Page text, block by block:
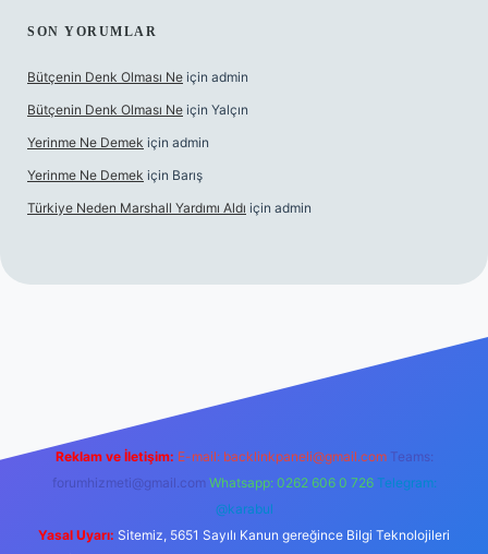
SON YORUMLAR
Bütçenin Denk Olması Ne için admin
Bütçenin Denk Olması Ne için Yalçın
Yerinme Ne Demek için admin
Yerinme Ne Demek için Barış
Türkiye Neden Marshall Yardımı Aldı için admin
hiltonbet yeni giriş
Reklam ve İletişim: E-mail: backlinkpaneli@gmail.com Teams:
forumhizmeti@gmail.com Whatsapp: 0262 606 0 726 Telegram:
@karabul
Yasal Uyarı: Sitemiz, 5651 Sayılı Kanun gereğince Bilgi Teknolojileri